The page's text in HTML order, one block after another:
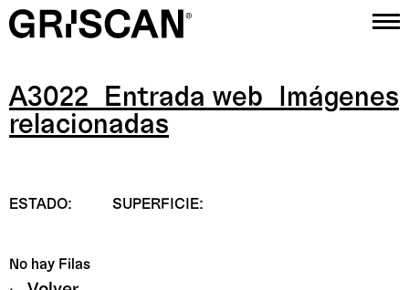
Proyectos
Estudio
A3022_Entrada web_Imágenes
relacionadas
ESTADO: SUPERFICIE:
No hay Filas